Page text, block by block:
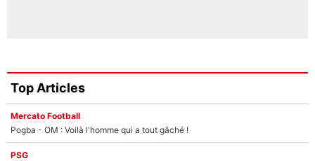
Top Articles
Mercato Football
Pogba - OM : Voilà l'homme qui a tout gâché !
PSG